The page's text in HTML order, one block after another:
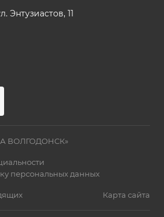
Энтузиастов, 11
ВОЛГОДОНСК»
персональных данных
Карта сайта